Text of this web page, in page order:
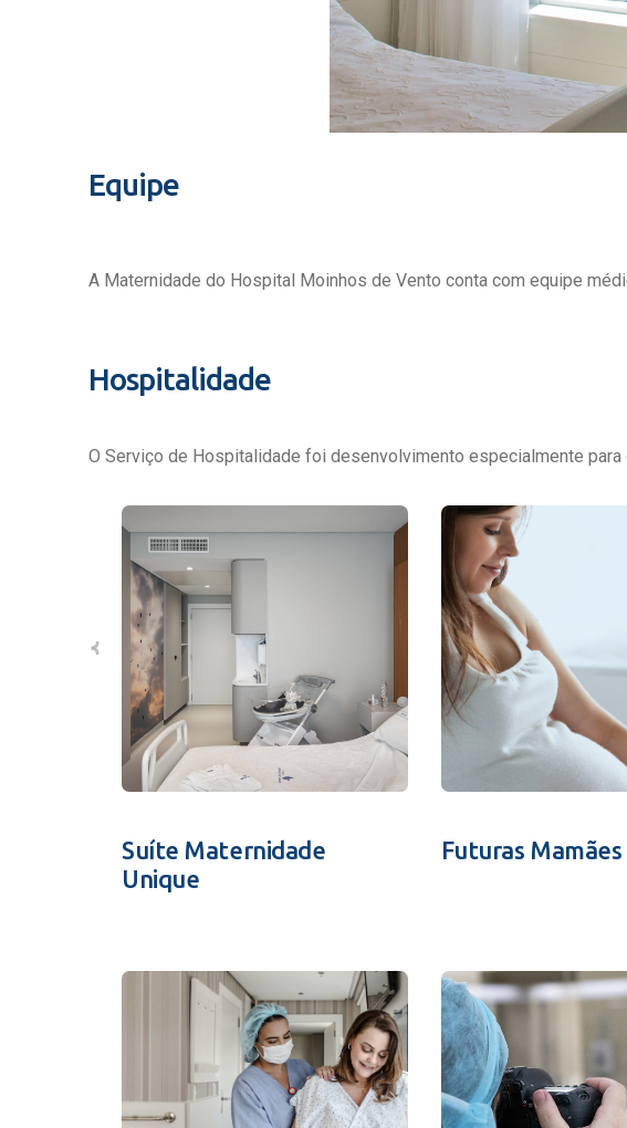
Equipe
A Maternidade do Hospital Moinhos de Vento conta com equipe
Hospitalidade
O Serviço de Hospitalidade foi desenvolvimento especialmente
Suíte Maternidade
Unique
Futuras Mamães